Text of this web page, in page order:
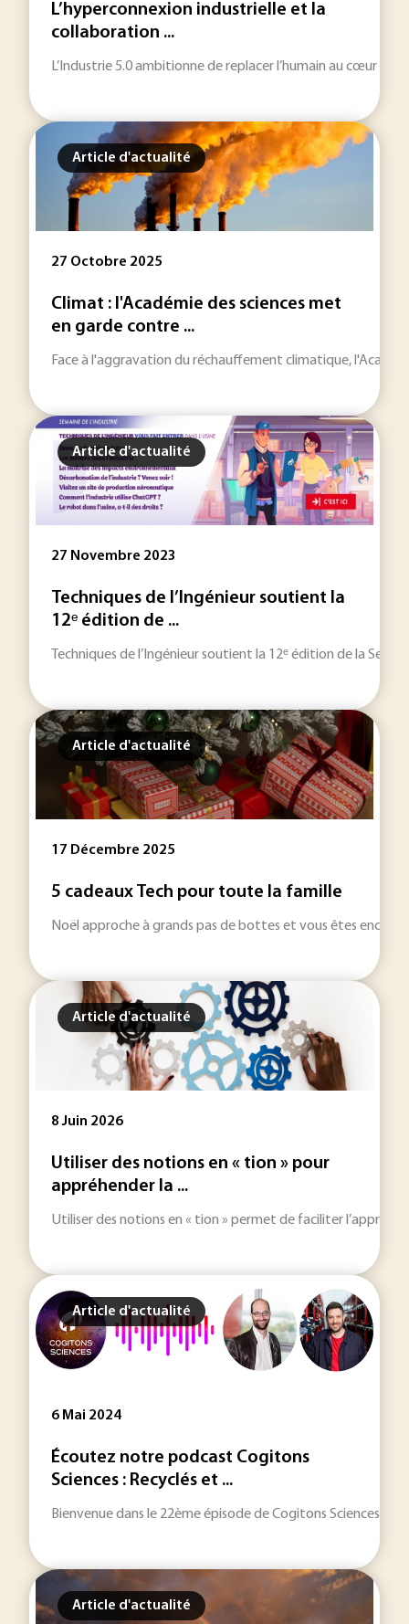
L’hyperconnexion industrielle et la
collaboration ...
L’Industrie 5.0 ambitionne de replacer l’humain au cœur
Article d'actualité
27 Octobre 2025
Climat : l'Académie des sciences met
en garde contre ...
Face à l'aggravation du réchauffement climatique,
Article d'actualité
27 Novembre 2023
Techniques de l’Ingénieur soutient la
12ᵉ édition de ...
Techniques de l’Ingénieur soutient la 12ᵉ édition de la
Article d'actualité
17 Décembre 2025
5 cadeaux Tech pour toute la famille
Noël approche à grands pas de bottes et vous êtes encore
Article d'actualité
8 Juin 2026
Utiliser des notions en « tion » pour
appréhender la ...
Utiliser des notions en « tion » permet de faciliter
Article d'actualité
6 Mai 2024
Écoutez notre podcast Cogitons
Sciences : Recyclés et ...
Bienvenue dans le 22ème épisode de Cogitons Sciences,
Article d'actualité